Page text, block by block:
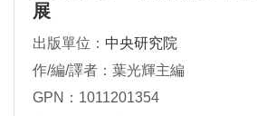
展
出版單位： 中央研究院
作/編/譯者：葉光輝主編
GPN：1011201354